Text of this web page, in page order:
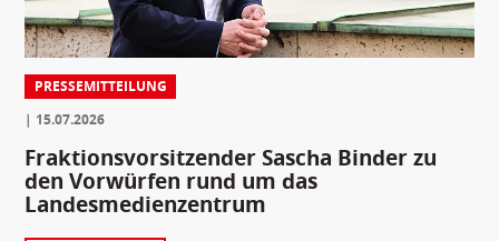
PRESSEMITTEILUNG
15.07.2026
Fraktionsvorsitzender Sascha Binder zu
den Vorwürfen rund um das
Landesmedienzentrum